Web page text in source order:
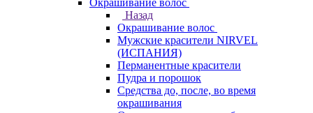
Окрашивание волос
Назад
Окрашивание волос
Мужские красители NIRVEL
(ИСПАНИЯ)
Перманентные красители
Пудра и порошок
Средства до, после, во время
окрашивания